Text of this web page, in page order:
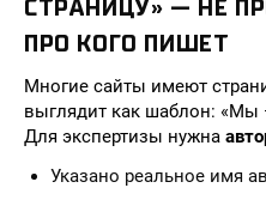
СТРАНИЦУ» — НЕ
ПРО КОГО ПИШЕТ
Многие сайты имеют
выглядит как шаблон: «Мы
Для экспертизы нужна
Указано реальное имя